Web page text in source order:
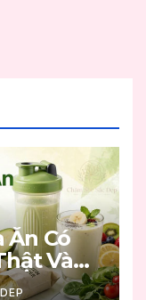
Ăn Có
Và